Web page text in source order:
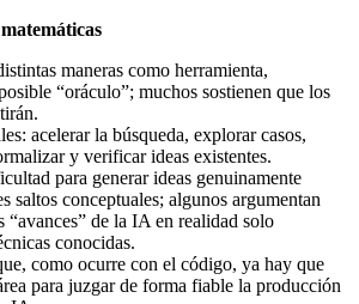
maneras como herramienta,
“oráculo”; muchos sostienen que los
acelerar la búsqueda, explorar casos,
y verificar ideas existentes.
para generar ideas genuinamente
saltos conceptuales; algunos argumentan
“avances” de la IA en realidad solo
conocidas.
como ocurre con el código, ya hay que
para juzgar de forma fiable la producción